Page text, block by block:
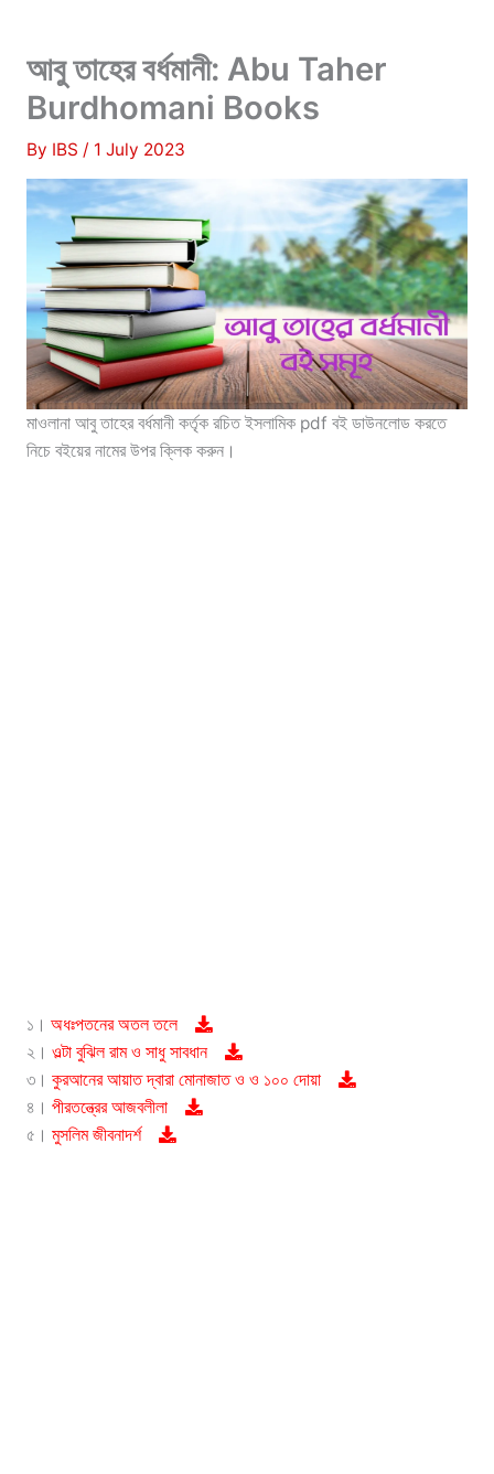
আবু তাহের বর্ধমানী: Abu Taher
Burdhomani Books
By IBS / 1 July 2023
মাওলানা আবু তাহের বর্ধমানী কর্তৃক রচিত ইসলামিক pdf বই ডাউনলোড করতে
নিচে বইয়ের নামের উপর ক্লিক করুন।
১। অধঃপতনের অতল তলে
২। ওল্টা বুঝিল রাম ও সাধু সাবধান
৩। কুরআনের আয়াত দ্বারা মোনাজাত ও ও ১০০ দোয়া
৪। পীরতন্ত্রের আজবলীলা
৫। মুসলিম জীবনাদর্শ